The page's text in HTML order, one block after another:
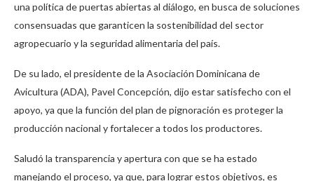
una política de puertas abiertas al diálogo, en busca de soluciones
consensuadas que garanticen la sostenibilidad del sector
agropecuario y la seguridad alimentaria del país.
De su lado, el presidente de la Asociación Dominicana de
Avicultura (ADA), Pavel Concepción, dijo estar satisfecho con el
apoyo, ya que la función del plan de pignoración es proteger la
producción nacional y fortalecer a todos los productores.
Saludó la transparencia y apertura con que se ha estado
manejando el proceso, ya que, para lograr estos objetivos, es